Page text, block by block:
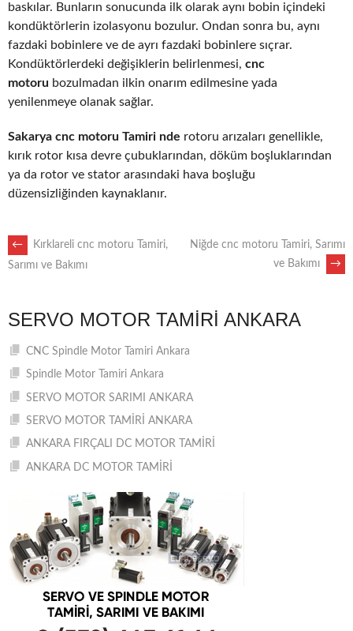
baskılar. Bunların sonucunda ilk olarak aynı bobin içindeki
kondüktörlerin izolasyonu bozulur. Ondan sonra bu, aynı
fazdaki bobinlere ve de ayrı fazdaki bobinlere sıçrar.
Kondüktörlerdeki değişiklerin belirlenmesi, cnc
motoru bozulmadan ilkin onarım edilmesine yada
yenilenmeye olanak sağlar.
Sakarya cnc motoru Tamiri nde rotoru arızaları genellikle,
kırık rotor kısa devre çubuklarından, döküm boşluklarından
ya da rotor ve stator arasındaki hava boşluğu
düzensizliğinden kaynaklanır.
POST
←
Kırklareli cnc motoru Tamiri,
Sarımı ve Bakımı
Niğde cnc motoru Tamiri, Sarımı
ve Bakımı
→
SERVO MOTOR TAMIRI ANKARA
CNC Spindle Motor Tamiri Ankara
Spindle Motor Tamiri Ankara
SERVO MOTOR SARIMI ANKARA
SERVO MOTOR TAMİRİ ANKARA
ANKARA FIRÇALI DC MOTOR TAMİRİ
ANKARA DC MOTOR TAMİRİ